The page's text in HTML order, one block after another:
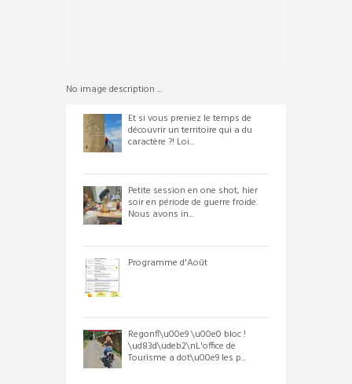
No image description ...
Et si vous preniez le temps de
découvrir un territoire qui a du
caractère ?! Loi...
Petite session en one shot, hier
soir en période de guerre froide.
Nous avons in...
Programme d'Août
Regonfl\u00e9 \u00e0 bloc !
\ud83d\udeb2\nL'office de
Tourisme a dot\u00e9 les p...